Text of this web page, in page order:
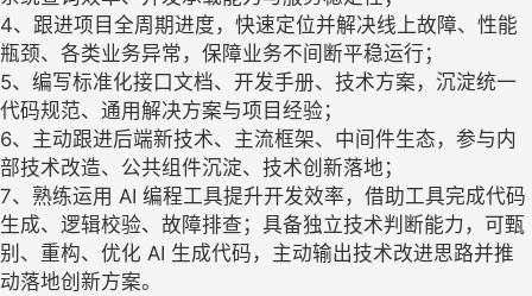
4、跟进项目全周期进度，快速定位并解决线上故障、性能
瓶颈、各类业务异常，保障业务不间断平稳运行；
5、编写标准化接口文档、开发手册、技术方案，沉淀统一
代码规范、通用解决方案与项目经验；
6、主动跟进后端新技术、主流框架、中间件生态，参与内
部技术改造、公共组件沉淀、技术创新落地；
7、熟练运用 AI 编程工具提升开发效率，借助工具完成代码
生成、逻辑校验、故障排查；具备独立技术判断能力，可甄
别、重构、优化 AI 生成代码，主动输出技术改进思路并推
动落地创新方案。